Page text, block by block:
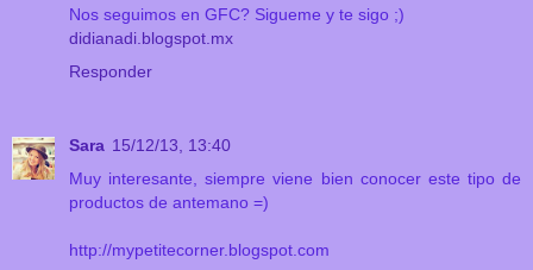
Nos seguimos en GFC? Sigueme y te sigo ;)
didianadi.blogspot.mx
Responder
Sara 15/12/13, 13:40
Muy interesante, siempre viene bien conocer este tipo de
productos de antemano =)
http://mypetitecorner.blogspot.com